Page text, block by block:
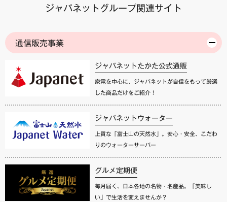
ジャパネットグループ関連サイト
通信販売事業
ジャパネットたかた公式通販
家電を中心に、ジャパネットが自信をもって厳選
した商品だけをご紹介！
ジャパネットウォーター
上質な「富士山の天然水」。安心・安全、こだわ
りのウォーターサーバー
グルメ定期便
毎月届く、日本各地の名物・名産品。「美味し
い」で生活を変えませんか？